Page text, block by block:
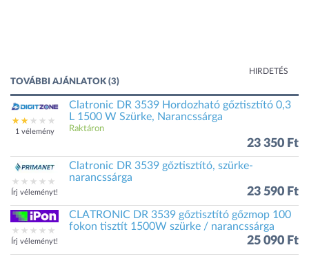
HIRDETÉS
TOVÁBBI AJÁNLATOK (3)
1 vélemény
Clatronic DR 3539 Hordozható gőztisztító 0,3
L 1500 W Szürke, Narancssárga
Raktáron
23 350 Ft
Írj véleményt!
Clatronic DR 3539 gőztisztító, szürke-
narancssárga
23 590 Ft
Írj véleményt!
CLATRONIC DR 3539 gőztisztító gőzmop 100
fokon tisztít 1500W szürke / narancssárga
25 090 Ft